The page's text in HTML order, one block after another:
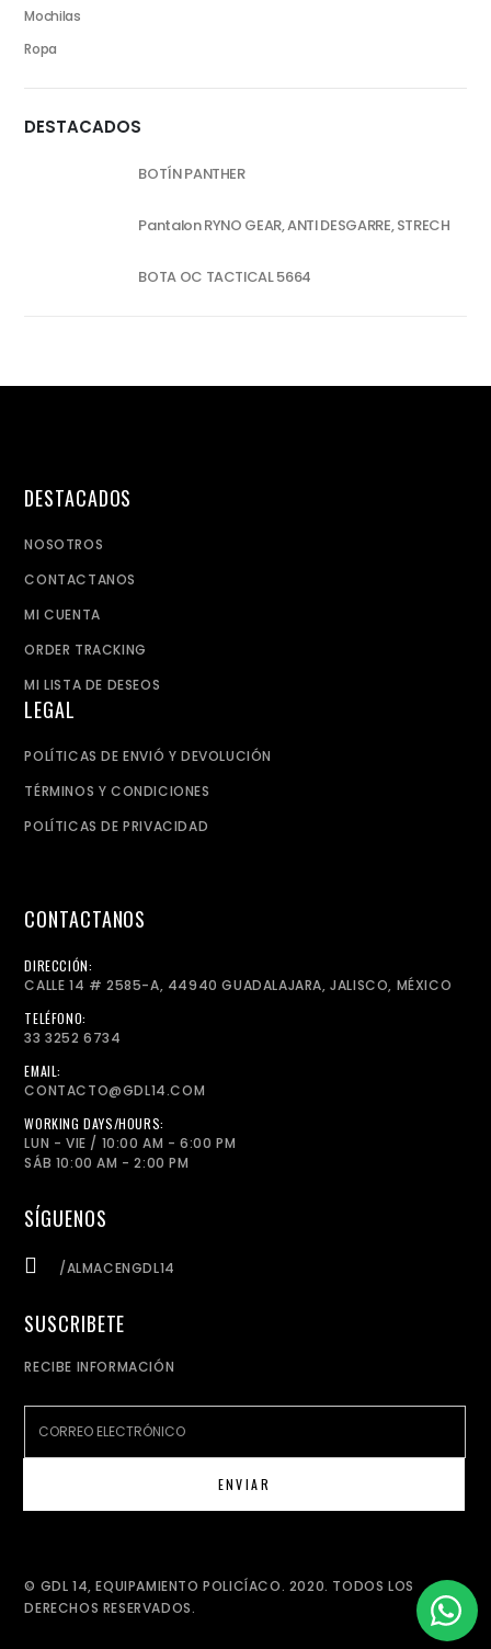
Mochilas
Ropa
DESTACADOS
BOTÍN PANTHER
Pantalon RYNO GEAR, ANTI DESGARRE, STRECH
BOTA OC TACTICAL 5664
DESTACADOS
NOSOTROS
CONTACTANOS
MI CUENTA
ORDER TRACKING
MI LISTA DE DESEOS
LEGAL
POLÍTICAS DE ENVIÓ Y DEVOLUCIÓN
TÉRMINOS Y CONDICIONES
POLÍTICAS DE PRIVACIDAD
CONTACTANOS
DIRECCIÓN:
CALLE 14 # 2585-A, 44940 GUADALAJARA, JALISCO, MÉXICO
TELÉFONO:
33 3252 6734
EMAIL:
CONTACTO@GDL14.COM
WORKING DAYS/HOURS:
LUN - VIE / 10:00 AM - 6:00 PM
SÁB 10:00 AM - 2:00 PM
SÍGUENOS
/ALMACENGDL14
SUSCRIBETE
RECIBE INFORMACIÓN
© GDL 14, EQUIPAMIENTO POLICÍACO. 2020. TODOS LOS
DERECHOS RESERVADOS.